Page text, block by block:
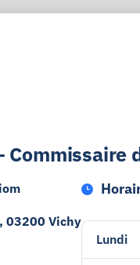
03200 Vichy
Lundi